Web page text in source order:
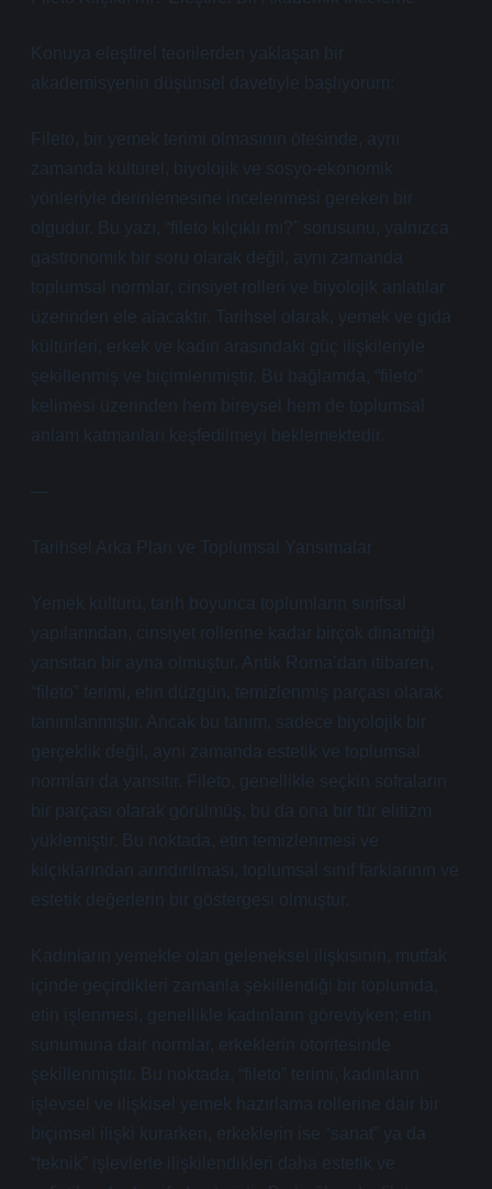
Konuya eleştirel teorilerden yaklaşan bir
akademisyenin düşünsel davetiyle başlıyorum:
Fileto, bir yemek terimi olmasının ötesinde, aynı
zamanda kültürel, biyolojik ve sosyo-ekonomik
yönleriyle derinlemesine incelenmesi gereken bir
olgudur. Bu yazı, “fileto kılçıklı mı?” sorusunu, yalnızca
gastronomik bir soru olarak değil, aynı zamanda
toplumsal normlar, cinsiyet rolleri ve biyolojik anlatılar
üzerinden ele alacaktır. Tarihsel olarak, yemek ve gıda
kültürleri, erkek ve kadın arasındaki güç ilişkileriyle
şekillenmiş ve biçimlenmiştir. Bu bağlamda, “fileto”
kelimesi üzerinden hem bireysel hem de toplumsal
anlam katmanları keşfedilmeyi beklemektedir.
—
Tarihsel Arka Plan ve Toplumsal Yansımalar
Yemek kültürü, tarih boyunca toplumların sınıfsal
yapılarından, cinsiyet rollerine kadar birçok dinamiği
yansıtan bir ayna olmuştur. Antik Roma’dan itibaren,
“fileto” terimi, etin düzgün, temizlenmiş parçası olarak
tanımlanmıştır. Ancak bu tanım, sadece biyolojik bir
gerçeklik değil, aynı zamanda estetik ve toplumsal
normları da yansıtır. Fileto, genellikle seçkin sofraların
bir parçası olarak görülmüş, bu da ona bir tür elitizm
yüklemiştir. Bu noktada, etin temizlenmesi ve
kılçıklarından arındırılması, toplumsal sınıf farklarının ve
estetik değerlerin bir göstergesi olmuştur.
Kadınların yemekle olan geleneksel ilişkisinin, mutfak
içinde geçirdikleri zamanla şekillendiği bir toplumda,
etin işlenmesi, genellikle kadınların göreviyken; etin
sunumuna dair normlar, erkeklerin otoritesinde
şekillenmiştir. Bu noktada, “fileto” terimi, kadınların
işlevsel ve ilişkisel yemek hazırlama rollerine dair bir
biçimsel ilişki kurarken, erkeklerin ise “sanat” ya da
“teknik” işlevlerle ilişkilendikleri daha estetik ve